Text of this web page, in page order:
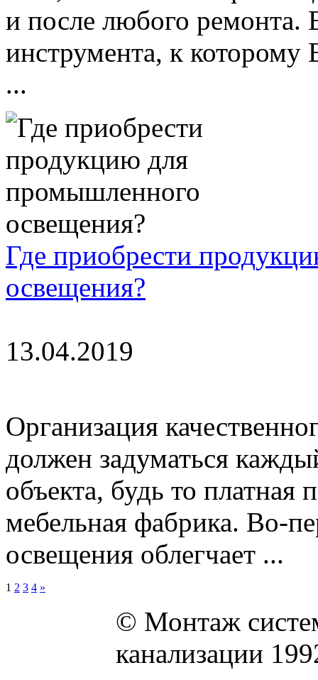
и после любого ремонта.
инструмента, к которому
...
Где приобрести
освещения?
13.04.2019
Организация
должен задуматься
объекта, будь то платная
мебельная фабрика. Во-
освещения облегчает ...
1 2 3 4 »
© Монтаж
канализации